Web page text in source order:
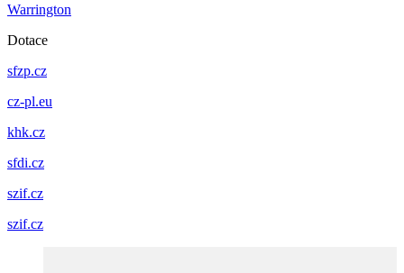
Warrington
Dotace
sfzp.cz
cz-pl.eu
khk.cz
sfdi.cz
szif.cz
szif.cz